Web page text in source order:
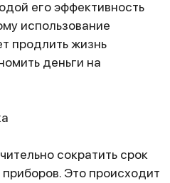
его эффективность
использование
продлить жизнь
деньги на
сократить срок
Это происходит